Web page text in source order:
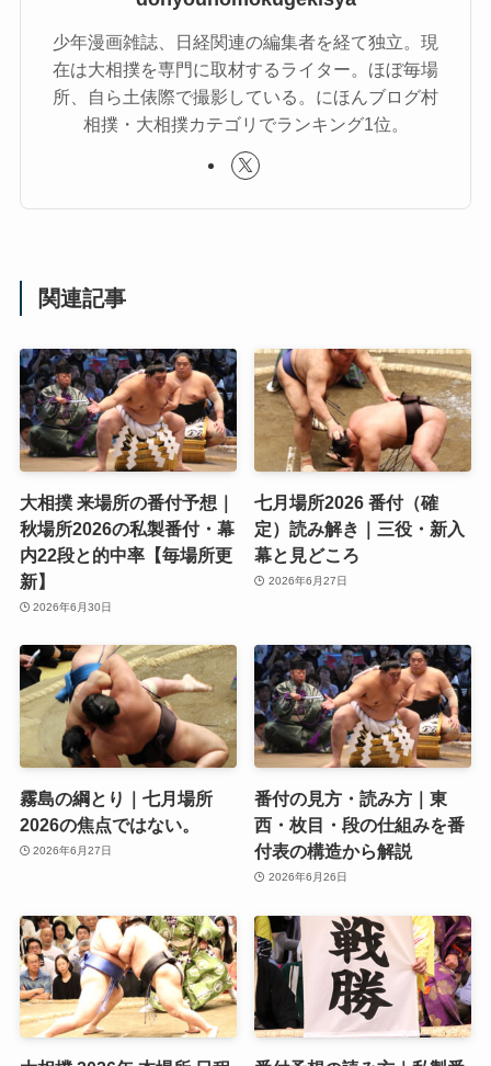
少年漫画雑誌、日経関連の編集者を経て独立。現
在は大相撲を専門に取材するライター。ほぼ毎場
所、自ら土俵際で撮影している。にほんブログ村
相撲・大相撲カテゴリでランキング1位。
関連記事
大相撲 来場所の番付予想｜
秋場所2026の私製番付・幕
内22段と的中率【毎場所更
新】
2026年6月30日
七月場所2026 番付（確
定）読み解き｜三役・新入
幕と見どころ
2026年6月27日
霧島の綱とり｜七月場所
2026の焦点ではない。
2026年6月27日
番付の見方・読み方｜東
西・枚目・段の仕組みを番
付表の構造から解説
2026年6月26日